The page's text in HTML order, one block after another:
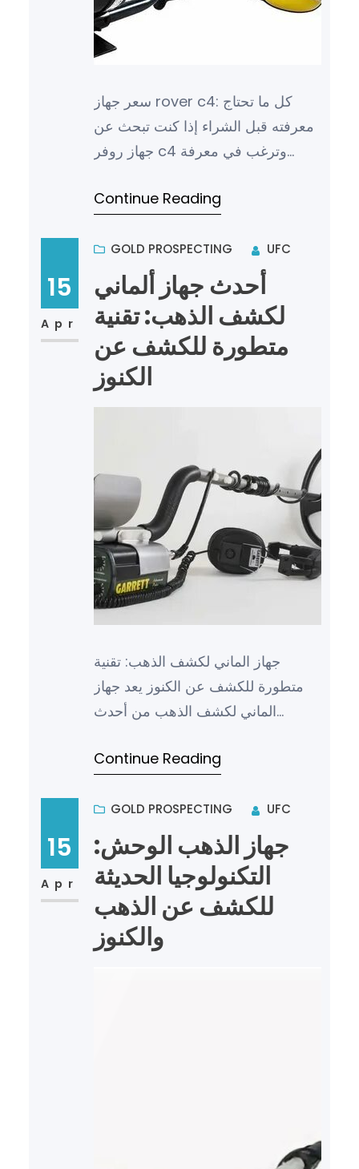
سعر جهاز rover c4: كل ما تحتاج
معرفته قبل الشراء إذا كنت تبحث عن
جهاز روفر c4 وترغب في معرفة
Continue Reading
15
Apr
GOLD PROSPECTING UFC
أحدث جهاز ألماني
لكشف الذهب: تقنية
متطورة للكشف عن
الكنوز
جهاز الماني لكشف الذهب: تقنية
متطورة للكشف عن الكنوز يعد جهاز
الماني لكشف الذهب من أحدث
Continue Reading
15
Apr
GOLD PROSPECTING UFC
جهاز الذهب الوحش:
التكنولوجيا الحديثة
للكشف عن الذهب
والكنوز